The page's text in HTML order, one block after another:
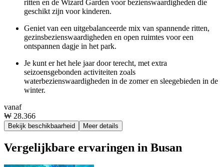
ritten en de Wizard Garden voor bezienswaardigheden die
geschikt zijn voor kinderen.
Geniet van een uitgebalanceerde mix van spannende ritten,
gezinsbezienswaardigheden en open ruimtes voor een
ontspannen dagje in het park.
Je kunt er het hele jaar door terecht, met extra
seizoensgebonden activiteiten zoals
waterbezienswaardigheden in de zomer en sleegebieden in de
winter.
vanaf
₩ 28.366
Bekijk beschikbaarheid Meer details
Vergelijkbare ervaringen in Busan